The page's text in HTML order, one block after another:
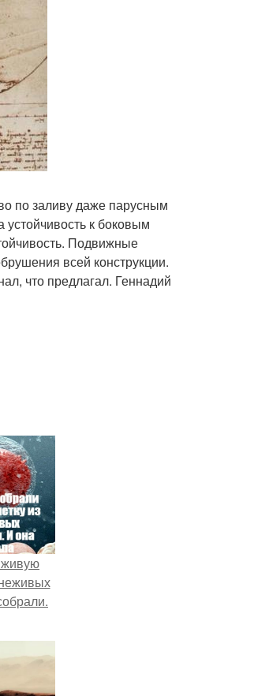
по заливу даже парусным
к боковым
Подвижные
всей конструкции.
что предлагал. Геннадий